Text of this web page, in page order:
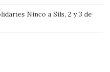
Ninco a Sils, 2 y 3 de